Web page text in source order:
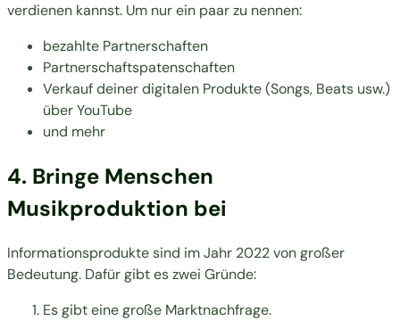
verdienen kannst. Um nur ein paar zu nennen:
bezahlte Partnerschaften
Partnerschaftspatenschaften
Verkauf deiner digitalen Produkte(Songs, Beats usw.)
über YouTube
und mehr
4. Bringe Menschen
Musikproduktion bei
Informationsprodukte sind im Jahr 2022 von großer
Bedeutung. Dafür gibt es zwei Gründe:
Es gibt eine große Marktnachfrage.